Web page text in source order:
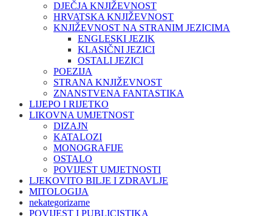
DJEČJA KNJIŽEVNOST
HRVATSKA KNJIŽEVNOST
KNJIŽEVNOST NA STRANIM JEZICIMA
ENGLESKI JEZIK
KLASIČNI JEZICI
OSTALI JEZICI
POEZIJA
STRANA KNJIŽEVNOST
ZNANSTVENA FANTASTIKA
LIJEPO I RIJETKO
LIKOVNA UMJETNOST
DIZAJN
KATALOZI
MONOGRAFIJE
OSTALO
POVIJEST UMJETNOSTI
LJEKOVITO BILJE I ZDRAVLJE
MITOLOGIJA
nekategorizarne
POVIJEST I PUBLICISTIKA